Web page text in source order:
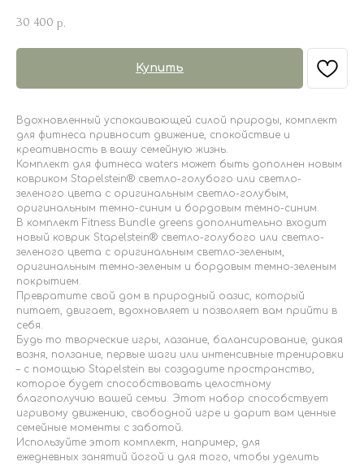
30 400 р.
Купить
Вдохновленный успокаивающей силой природы, комплект
для фитнеса привносит движение, спокойствие и
креативность в вашу семейную жизнь.
Комплект для фитнеса waters может быть дополнен новым
ковриком Stapelstein® светло-голубого или светло-
зеленого цвета с оригинальным светло-голубым,
оригинальным темно-синим и бордовым темно-синим.
В комплект Fitness Bundle greens дополнительно входит
новый коврик Stapelstein® светло-голубого или светло-
зеленого цвета с оригинальным светло-зеленым,
оригинальным темно-зеленым и бордовым темно-зеленым
покрытием.
Превратите свой дом в природный оазис, который
питает, двигает, вдохновляет и позволяет вам прийти в
себя.
Будь то творческие игры, лазание, балансирование, дикая
возня, ползание, первые шаги или интенсивные тренировки
– с помощью Stapelstein вы создадите пространство,
которое будет способствовать целостному
благополучию вашей семьи. Этот набор способствует
игривому движению, свободной игре и дарит вам ценные
семейные моменты с заботой.
Используйте этот комплект, например, для
ежедневных занятий йогой и для того, чтобы уделить